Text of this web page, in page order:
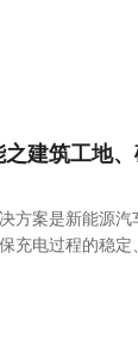
建筑工地
方案是新能源
充电过程的稳定